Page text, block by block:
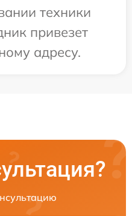
техники
привезет
адресу.